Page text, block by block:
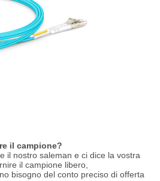
il campione?
il nostro saleman e ci dice la vostra
il campione libero,
bisogno del conto preciso di offerta